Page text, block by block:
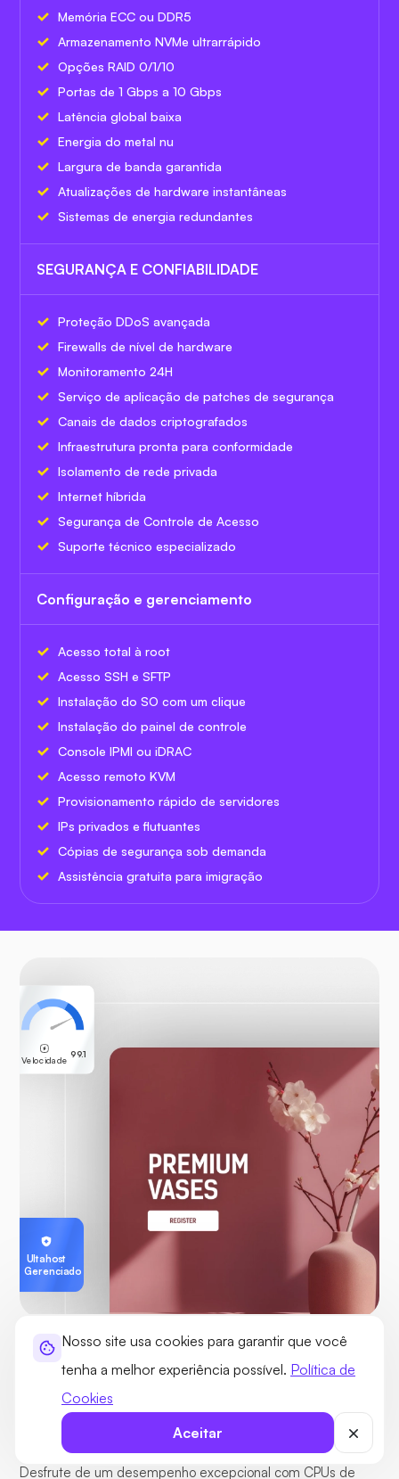
Nosso site usa cookies para garantir que você
tenha a melhor experiência possível. Política de
Cookies
Aceitar
Memória ECC ou DDR5
Armazenamento NVMe ultrarrápido
Opções RAID 0/1/10
Portas de 1 Gbps a 10 Gbps
Latência global baixa
Energia do metal nu
Largura de banda garantida
Atualizações de hardware instantâneas
Sistemas de energia redundantes
SEGURANÇA E CONFIABILIDADE
Proteção DDoS avançada
Firewalls de nível de hardware
Monitoramento 24H
Serviço de aplicação de patches de segurança
Canais de dados criptografados
Infraestrutura pronta para conformidade
Isolamento de rede privada
Internet híbrida
Segurança de Controle de Acesso
Suporte técnico especializado
Configuração e gerenciamento
Acesso total à root
Acesso SSH e SFTP
Instalação do SO com um clique
Instalação do painel de controle
Console IPMI ou iDRAC
Acesso remoto KVM
Provisionamento rápido de servidores
IPs privados e flutuantes
Cópias de segurança sob demanda
Assistência gratuita para imigração
SERVIDORES GERENCIADOS E DE ALTO DESEMPENHO
Servidores de alta velocidade com
baixa latência global
Desfrute de um desempenho excepcional com CPUs de
Velocidade
99.1
Ultahost
Gerenciado